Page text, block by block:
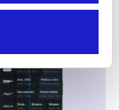
LG, VIDAA